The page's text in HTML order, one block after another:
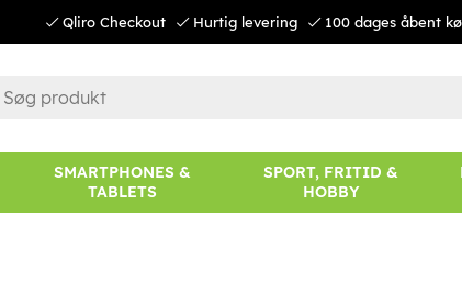
Qliro Checkout Hurtig levering 100 dages åbent
SMARTPHONES &
TABLETS
SPORT, FRITID &
HOBBY